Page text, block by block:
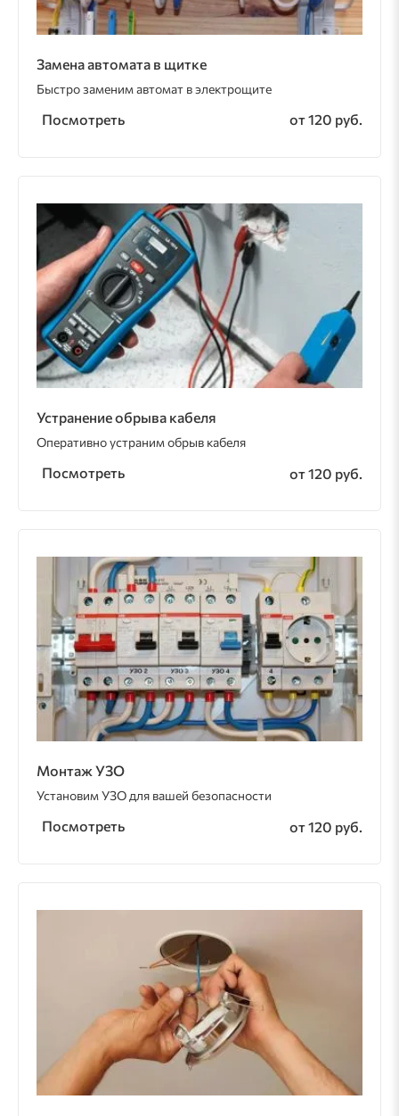
Замена автомата в щитке
Быстро заменим автомат в электрощите
Посмотреть от 120 руб.
Устранение обрыва кабеля
Оперативно устраним обрыв кабеля
Посмотреть от 120 руб.
Монтаж УЗО
Установим УЗО для вашей безопасности
Посмотреть от 120 руб.